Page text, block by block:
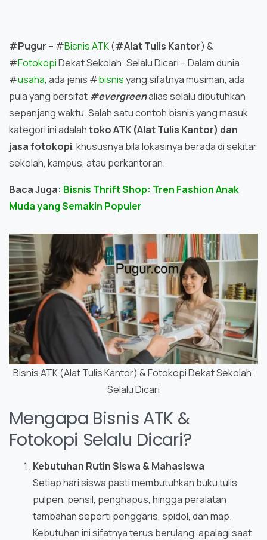
#Pugur – #Bisnis ATK(#Alat Tulis Kantor) &
#FotokopiDekat Sekolah: Selalu Dicari – Dalam dunia
#usaha, ada jenis #bisnisyang sifatnya musiman, ada
pula yang bersifat #evergreenalias selalu dibutuhkan
sepanjang waktu. Salah satu contoh bisnis yang masuk
kategori ini adalahtoko ATK (Alat Tulis Kantor) dan
jasa fotokopi, khususnya bila lokasinya berada di sekitar
sekolah, kampus, atau perkantoran.
Baca Juga: Bisnis Thrift Shop: Tren Fashion Anak
Muda yang Semakin Populer
Bisnis ATK (Alat Tulis Kantor) & Fotokopi Dekat Sekolah:
Selalu Dicari
Mengapa Bisnis ATK &
Fotokopi Selalu Dicari?
Kebutuhan Rutin Siswa & Mahasiswa
Setiap hari siswa pasti membutuhkan buku tulis,
pulpen, pensil, penghapus, hingga peralatan
tambahan seperti penggaris, spidol, dan map.
Kebutuhan ini sifatnya terus berulang, apalagi saat